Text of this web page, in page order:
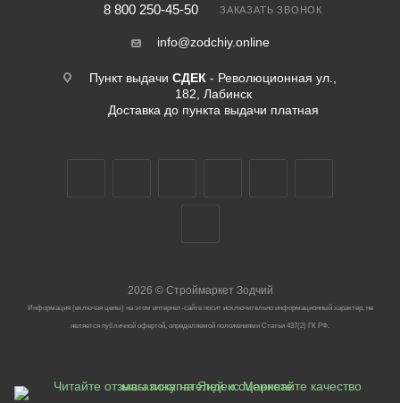
8 800 250-45-50 ЗАКАЗАТЬ ЗВОНОК
info@zodchiy.online
Пункт выдачи СДЕК - Революционная ул.,
182, Лабинск
Доставка до пункта выдачи платная
2026 ©Строймаркет Зодчий
Информация (включая цены) на этом интернет-сайте носит исключительно информационный характер, не
является публичной офертой, определяемой положениями Статьи 437(2) ГК РФ.